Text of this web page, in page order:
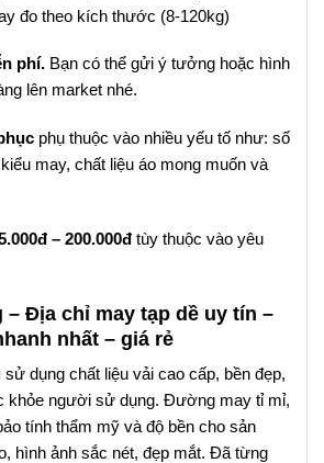
đo theo kích thước (8-120kg)
phí. Bạn có thể gửi ý tưởng hoặc hình
lên market nhé.
phụ thuộc vào nhiều yếu tố như: số
may, chất liệu áo mong muốn và
– 200.000đtùy thuộc vào yêu
– Địa chỉ may tạp dề uy tín –
nhất – giá rẻ
sử dụng chất liệu vải cao cấp, bền đẹp,
khỏe người sử dụng. Đường may tỉ mỉ,
tính thẩm mỹ và độ bền cho sản
hình ảnh sắc nét, đẹp mắt. Đã từng